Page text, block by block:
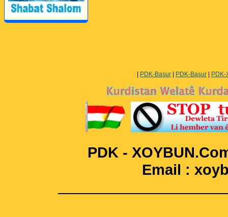
PDK-Başur PDK-Başur
PDK -
Email :